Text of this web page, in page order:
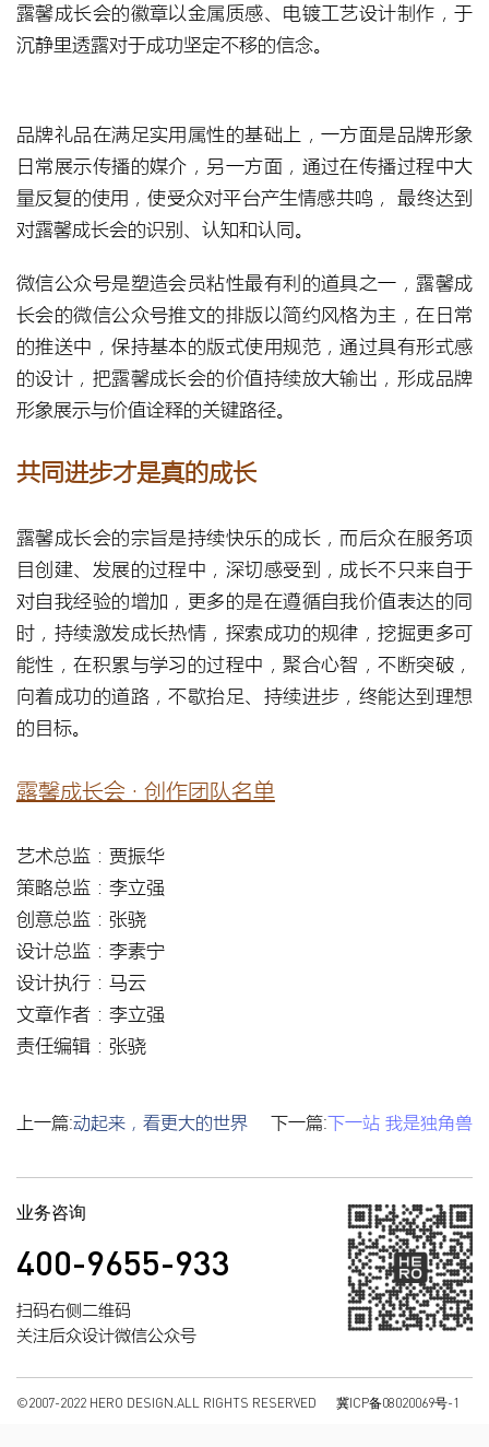
露馨成长会的徽章以金属质感、电镀工艺设计制作，于
沉静里透露对于成功坚定不移的信念。
品牌礼品在满足实用属性的基础上，一方面是品牌形象
日常展示传播的媒介，另一方面，通过在传播过程中大
量反复的使用，使受众对平台产生情感共鸣， 最终达到
对露馨成长会的识别、认知和认同。
微信公众号是塑造会员粘性最有利的道具之一，露馨成
长会的微信公众号推文的排版以简约风格为主，在日常
的推送中，保持基本的版式使用规范，通过具有形式感
的设计，把露馨成长会的价值持续放大输出，形成品牌
形象展示与价值诠释的关键路径。
共同进步才是真的成长
露馨成长会的宗旨是持续快乐的成长，而后众在服务项
目创建、发展的过程中，深切感受到，成长不只来自于
对自我经验的增加，更多的是在遵循自我价值表达的同
时，持续激发成长热情，探索成功的规律，挖掘更多可
能性，在积累与学习的过程中，聚合心智，不断突破，
向着成功的道路，不歇抬足、持续进步，终能达到理想
的目标。
露馨成长会 · 创作团队名单
艺术总监：贾振华
策略总监：李立强
创意总监：张骁
设计总监：李素宁
设计执行：马云
文章作者：李立强
责任编辑：张骁
上一篇:动起来，看更大的世界 下一篇:下一站 我是独角兽
业务咨询
400-9655-933
扫码右侧二维码
关注后众设计微信公众号
©2007-2022 HERO DESIGN.ALL RIGHTS RESERVED 冀ICP备08020069号-1